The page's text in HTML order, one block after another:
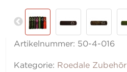
Artikelnummer: 50-4-016
Kategorie: Roedale Zubehör